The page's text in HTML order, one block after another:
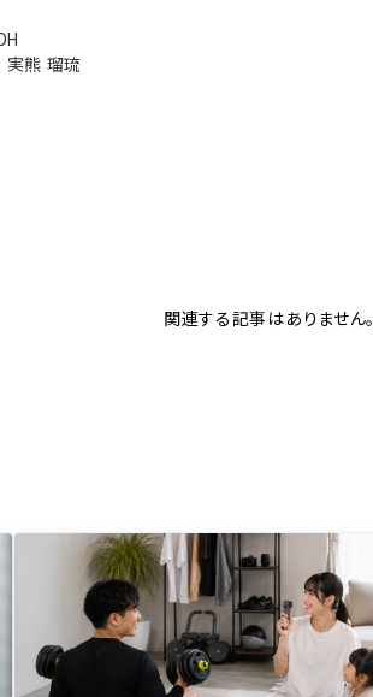
実熊 瑠琉
関連する記事はありません。